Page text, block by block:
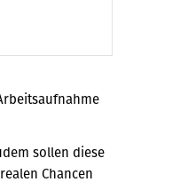
sollen diese
Chancen